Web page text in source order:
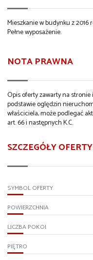
Mieszkanie w budynku z 2016
Pełne wyposażenie.
NOTA PRAWNA
Opis oferty zawarty na
podstawie oględzin
właściciela, może podlegać
art. 66 i następnych K.C.
SZCZEGÓŁY OFERTY
SYMBOL OFERTY
POWIERZCHNIA
LICZBA POKOI
PIĘTRO